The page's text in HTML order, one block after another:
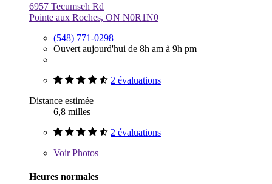
6957 Tecumseh Rd
Pointe aux Roches, ON N0R1N0
(548) 771-0298
Ouvert aujourd'hui de 8h am à 9h pm
2 évaluations
Distance estimée
6,8 milles
2 évaluations
VoirPhotos
Heures normales